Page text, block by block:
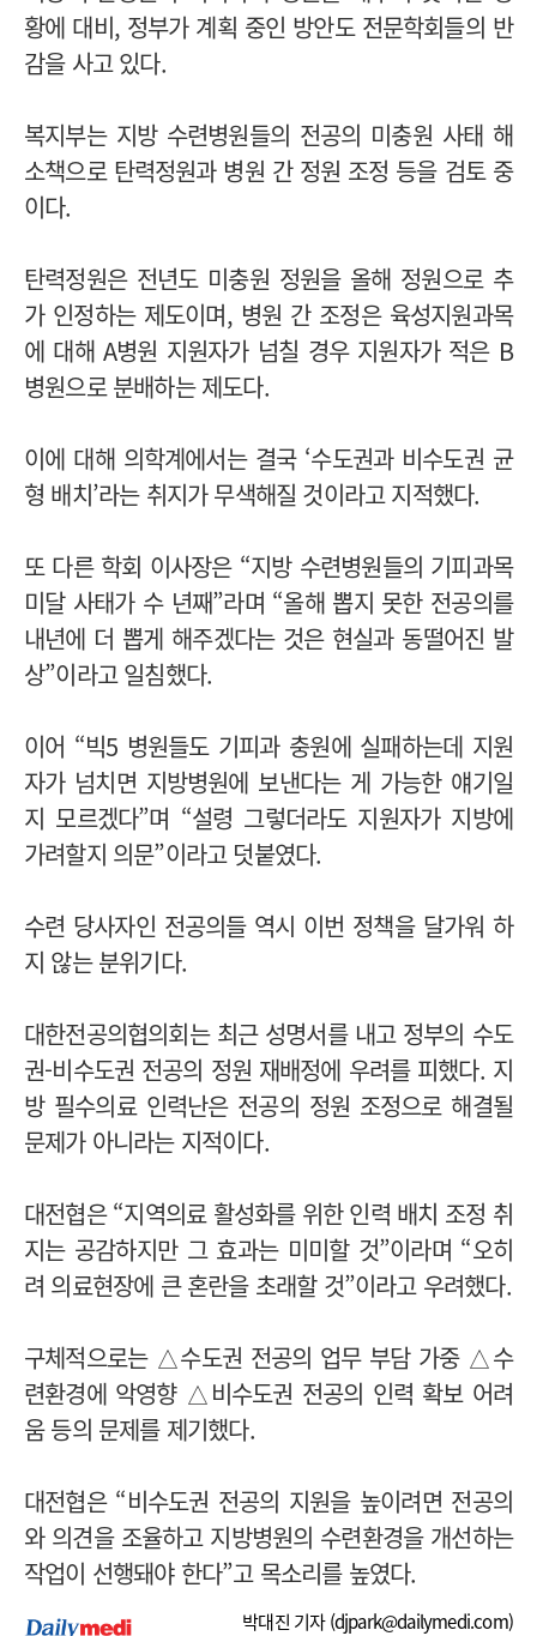
황에 대비, 정부가 계획 중인 방안도 전문학회들의 반
감을 사고 있다.
복지부는 지방 수련병원들의 전공의 미충원 사태 해
소책으로 탄력정원과 병원 간 정원 조정 등을 검토 중
이다.
탄력정원은 전년도 미충원 정원을 올해 정원으로 추
가 인정하는 제도이며, 병원 간 조정은 육성지원과목
에 대해 A병원 지원자가 넘칠 경우 지원자가 적은 B
병원으로 분배하는 제도다.
이에 대해 의학계에서는 결국 ‘수도권과 비수도권 균
형 배치’라는 취지가 무색해질 것이라고 지적했다.
또 다른 학회 이사장은 “지방 수련병원들의 기피과목
미달 사태가 수 년째”라며 “올해 뽑지 못한 전공의를
내년에 더 뽑게 해주겠다는 것은 현실과 동떨어진 발
상”이라고 일침했다.
이어 “빅5 병원들도 기피과 충원에 실패하는데 지원
자가 넘치면 지방병원에 보낸다는 게 가능한 얘기일
지 모르겠다”며 “설령 그렇더라도 지원자가 지방에
가려할지 의문”이라고 덧붙였다.
수련 당사자인 전공의들 역시 이번 정책을 달가워 하
지 않는 분위기다.
대한전공의협의회는 최근 성명서를 내고 정부의 수도
권-비수도권 전공의 정원 재배정에 우려를 피했다. 지
방 필수의료 인력난은 전공의 정원 조정으로 해결될
문제가 아니라는 지적이다.
대전협은 “지역의료 활성화를 위한 인력 배치 조정 취
지는 공감하지만 그 효과는 미미할 것”이라며 “오히
려 의료현장에 큰 혼란을 초래할 것”이라고 우려했다.
구체적으로는 △수도권 전공의 업무 부담 가중 △수
련환경에 악영향 △비수도권 전공의 인력 확보 어려
움 등의 문제를 제기했다.
대전협은 “비수도권 전공의 지원을 높이려면 전공의
와 의견을 조율하고 지방병원의 수련환경을 개선하는
작업이 선행돼야 한다”고 목소리를 높였다.
박대진 기자 (djpark@dailymedi.com)